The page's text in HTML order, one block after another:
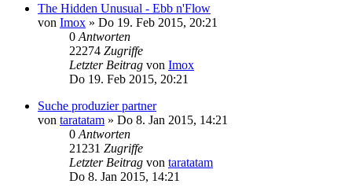
The Hidden Unusual - Ebb n'Flow
von Imox » Do 19. Feb 2015, 20:21
0 Antworten
22274 Zugriffe
Letzter Beitrag von Imox
Do 19. Feb 2015, 20:21
Suche produzier partner
von taratatam » Do 8. Jan 2015, 14:21
0 Antworten
21231 Zugriffe
Letzter Beitrag von taratatam
Do 8. Jan 2015, 14:21